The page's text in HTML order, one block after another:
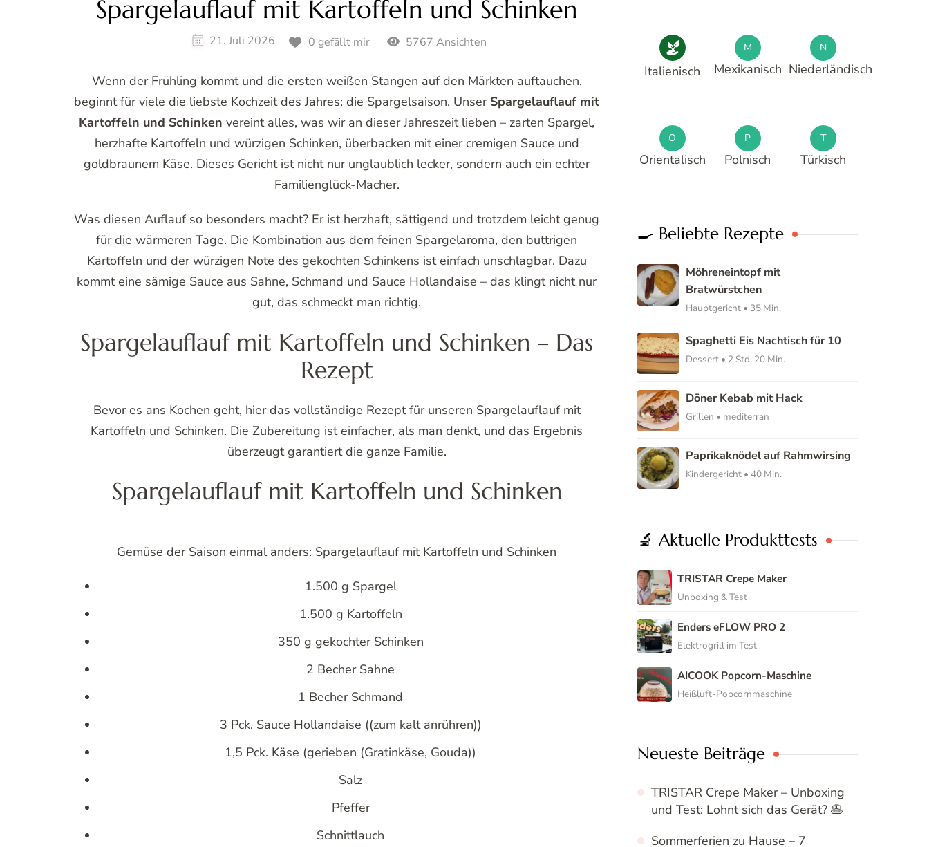
Spargelauflauf mit Kartoffeln und Schinken
21. Juli 2026 0 gefällt mir 5767 Ansichten
Wenn der Frühling kommt und die ersten weißen Stangen auf den Märkten auftauchen,
beginnt für viele die liebste Kochzeit des Jahres: die Spargelsaison. Unser Spargelauflauf mit
Kartoffeln und Schinken vereint alles, was wir an dieser Jahreszeit lieben – zarten Spargel,
herzhafte Kartoffeln und würzigen Schinken, überbacken mit einer cremigen Sauce und
goldbraunem Käse. Dieses Gericht ist nicht nur unglaublich lecker, sondern auch ein echter
Familienglück-Macher.
Was diesen Auflauf so besonders macht? Er ist herzhaft, sättigend und trotzdem leicht genug
für die wärmeren Tage. Die Kombination aus dem feinen Spargelaroma, den buttrigen
Kartoffeln und der würzigen Note des gekochten Schinkens ist einfach unschlagbar. Dazu
kommt eine sämige Sauce aus Sahne, Schmand und Sauce Hollandaise – das klingt nicht nur
gut, das schmeckt man richtig.
Spargelauflauf mit Kartoffeln und Schinken – Das
Rezept
Bevor es ans Kochen geht, hier das vollständige Rezept für unseren Spargelauflauf mit
Kartoffeln und Schinken. Die Zubereitung ist einfacher, als man denkt, und das Ergebnis
überzeugt garantiert die ganze Familie.
Spargelauflauf mit Kartoffeln und Schinken
Gemüse der Saison einmal anders: Spargelauflauf mit Kartoffeln und Schinken
1.500 g Spargel
1.500 g Kartoffeln
350 g gekochter Schinken
2 Becher Sahne
1 Becher Schmand
3 Pck. Sauce Hollandaise ((zum kalt anrühren))
1,5 Pck. Käse (gerieben (Gratinkäse, Gouda))
Italienisch
M
Mexikanisch
N
Niederländisch
O
Orientalisch
P
Polnisch
T
Türkisch
🍳 Beliebte Rezepte
Möhreneintopf mit
Bratwürstchen
Hauptgericht • 35 Min.
Spaghetti Eis Nachtisch für 10
Dessert • 2 Std. 20 Min.
Döner Kebab mit Hack
Grillen • mediterran
Paprikaknödel auf Rahmwirsing
Kindergericht • 40 Min.
🔬 Aktuelle Produkttests
TRISTAR Crepe Maker
Unboxing & Test
Enders eFLOW PRO 2
Elektrogrill im Test
AICOOK Popcorn-Maschine
Heißluft-Popcornmaschine
Neueste Beiträge
TRISTAR Crepe Maker – Unboxing
und Test: Lohnt sich das Gerät? 🥞
Sommerferien zu Hause – 7